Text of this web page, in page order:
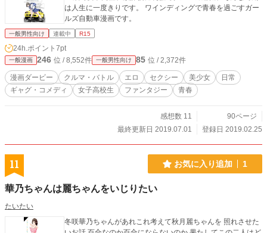
は人生に一度きりです。 ワインディングで青春を過ごすガー
ルズ自動車漫画です。
一般男性向け 連載中 R15
24h.ポイント 7pt
一般漫画 246 位 / 8,552件 一般男性向け 85 位 / 2,372件
漫画ダービー クルマ・バトル エロ セクシー 美少女
日常
ギャグ・コメディ
女子高校生 ファンタジー 青春
感想数 11
90ページ
最終更新日 2019.07.01
登録日 2019.02.25
11 お気に入り追加 1
華乃ちゃんは麗ちゃんをいじりたい
たいたい
冬咲華乃ちゃんがあれこれ考えて秋月麗ちゃんを 照れさせた